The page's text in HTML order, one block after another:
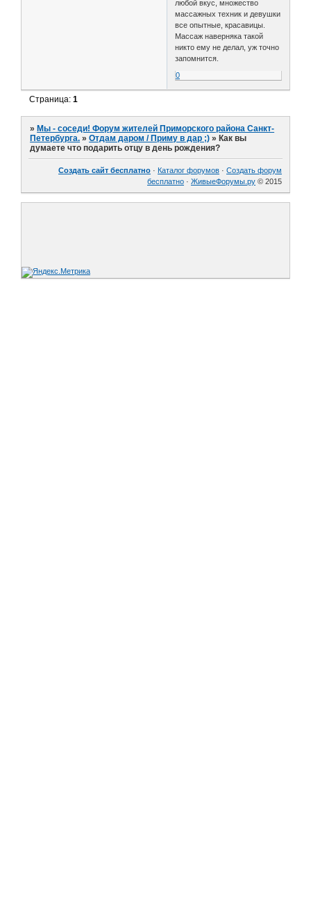
любой вкус, множество
массажных техник и девушки
все опытные, красавицы.
Массаж наверняка такой
никто ему не делал, уж точно
запомнится.
0
Страница:1
» Мы - соседи! Форум жителей Приморского района Санкт-
Петербурга. »Отдам даром / Приму в дар ;) » Как вы
думаете что подарить отцу в день рождения?
Создать сайт бесплатно · Каталог форумов · Создать форум
бесплатно · ЖивыеФорумы.ру © 2015